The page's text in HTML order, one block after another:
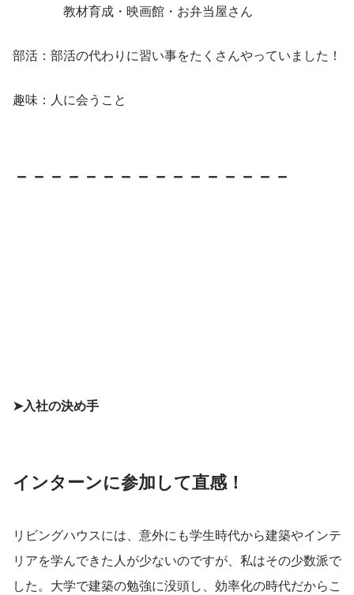
教材育成・映画館・お弁当屋さん
部活：部活の代わりに習い事をたくさんやっていました！
趣味：人に会うこと
－－－－－－－－－－－－－－－－
➤入社の決め手
インターンに参加して直感！
リビングハウスには、意外にも学生時代から建築やインテ
リアを学んできた人が少ないのですが、私はその少数派で
した。大学で建築の勉強に没頭し、効率化の時代だからこ